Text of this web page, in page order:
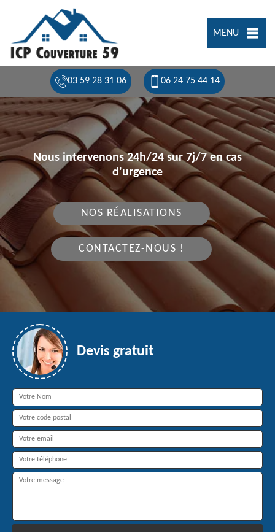
MENU
03 59 28 31 06 06 24 75 44 14
Nous intervenons 24h/24 sur 7j/7 en cas
d'urgence
NOS RÉALISATIONS
CONTACTEZ-NOUS !
Devis gratuit